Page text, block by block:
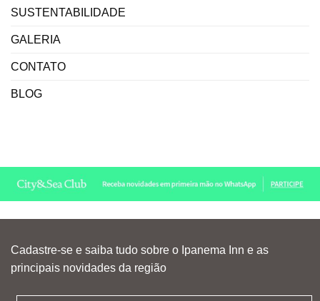
SUSTENTABILIDADE
GALERIA
CONTATO
BLOG
Cadastre-se e saiba tudo sobre o Ipanema Inn e as
principais novidades da região